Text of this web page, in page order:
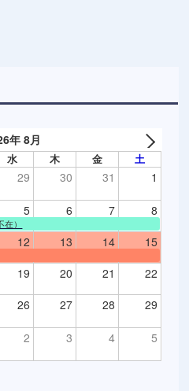
年 8月
水 木 金 土
29 30 31 1
5 6 7 8
）
12 13 14 15
19 20 21 22
26 27 28 29
2 3 4 5